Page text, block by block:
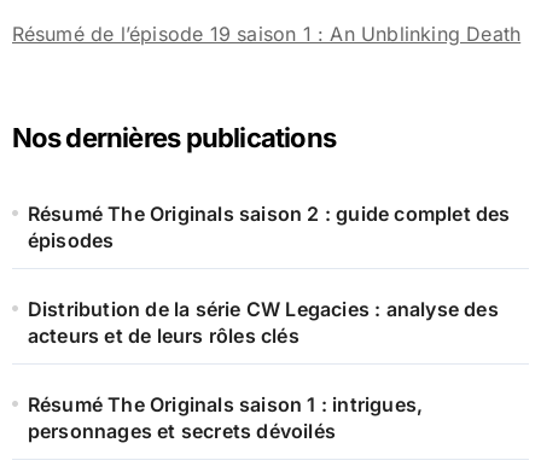
Résumé de l’épisode 19 saison 1 : An Unblinking Death
Nos dernières publications
Résumé The Originals saison 2 : guide complet des
épisodes
Distribution de la série CW Legacies : analyse des
acteurs et de leurs rôles clés
Résumé The Originals saison 1 : intrigues,
personnages et secrets dévoilés